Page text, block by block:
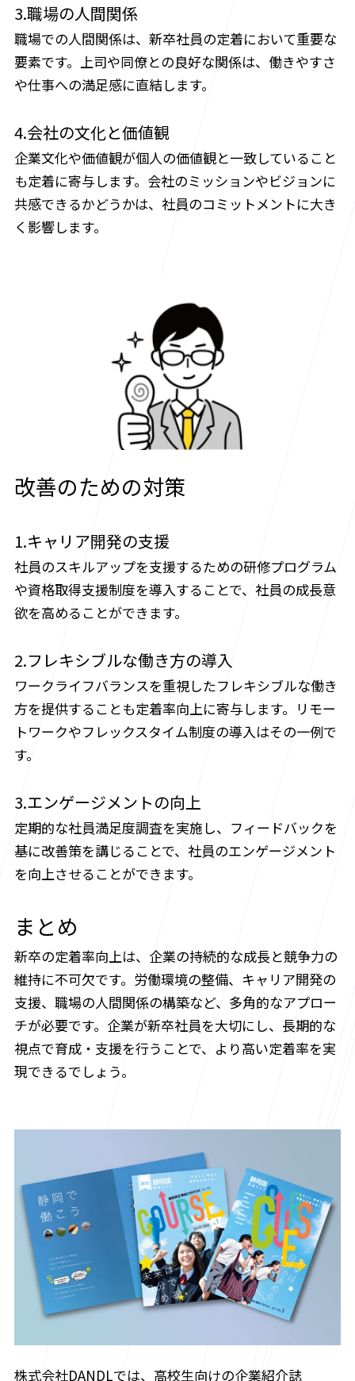
3.職場の人間関係
職場での人間関係は、新卒社員の定着において重要な
要素です。上司や同僚との良好な関係は、働きやすさ
や仕事への満足感に直結します。
4.会社の文化と価値観
企業文化や価値観が個人の価値観と一致していること
も定着に寄与します。会社のミッションやビジョンに
共感できるかどうかは、社員のコミットメントに大き
く影響します。
改善のための対策
1.キャリア開発の支援
社員のスキルアップを支援するための研修プログラム
や資格取得支援制度を導入することで、社員の成長意
欲を高めることができます。
2.フレキシブルな働き方の導入
ワークライフバランスを重視したフレキシブルな働き
方を提供することも定着率向上に寄与します。リモー
トワークやフレックスタイム制度の導入はその一例で
す。
3.エンゲージメントの向上
定期的な社員満足度調査を実施し、フィードバックを
基に改善策を講じることで、社員のエンゲージメント
を向上させることができます。
まとめ
新卒の定着率向上は、企業の持続的な成長と競争力の
維持に不可欠です。労働環境の整備、キャリア開発の
支援、職場の人間関係の構築など、多角的なアプロー
チが必要です。企業が新卒社員を大切にし、長期的な
視点で育成・支援を行うことで、より高い定着率を実
現できるでしょう。
株式会社DANDLでは、高校生向けの企業紹介誌